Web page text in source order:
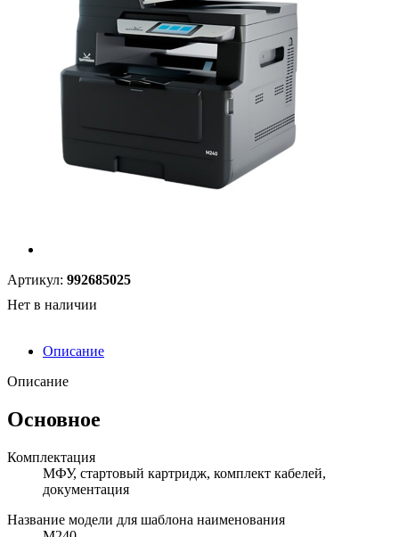
Артикул: 992685025
Нет в наличии
Описание
Описание
Основное
Комплектация
МФУ, стартовый картридж, комплект кабелей,
документация
Название модели для шаблона наименования